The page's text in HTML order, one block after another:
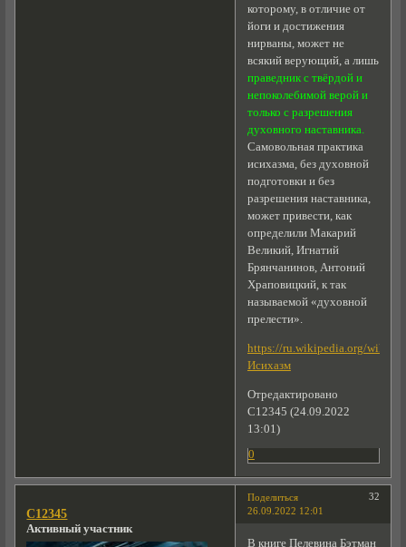
которому, в отличие от
йоги и достижения
нирваны, может не
всякий верующий, а лишь
праведник с твёрдой и
непоколебимой верой и
только с разрешения
духовного наставника.
Самовольная практика
исихазма, без духовной
подготовки и без
разрешения наставника,
может привести, как
определили Макарий
Великий, Игнатий
Брянчанинов, Антоний
Храповицкий, к так
называемой «духовной
прелести».
https://ru.wikipedia.org/wiki/
Исихазм
Отредактировано
C12345 (24.09.2022
13:01)
0
Поделиться
32
26.09.2022 12:01
C12345
Активный участник
В книге Пелевина Бэтман